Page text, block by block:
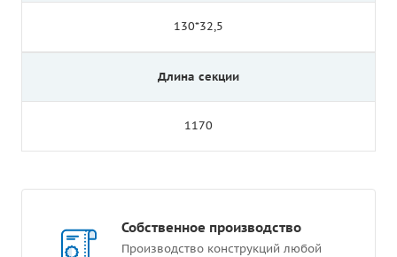
130*32,5
Длина секции
1170
Собственное производство
Производство конструкций любой